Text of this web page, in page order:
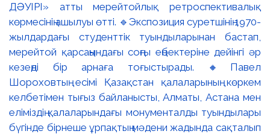
ДӘУІРІ» атты мерейтойлық ретроспективалық
көрмесінің ашылуы өтті. 🔹Экспозиция суретшінің 1970-
жылдардағы студенттік туындыларынан бастап,
мерейтой қарсаңындағы соңғы еңбектеріне дейінгі әр
кезеңді бір арнаға тоғыстырады. 🔸Павел
Шороховтың есімі Қазақстан қалаларының көркем
келбетімен тығыз байланысты, Алматы, Астана мен
еліміздің қалаларындағы монументалды туындылары
бүгінде бірнеше ұрпақтың мәдени жадында сақталып